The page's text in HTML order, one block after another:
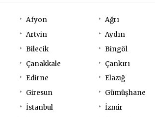
Afyon Ağrı
Artvin Aydın
Bilecik Bingöl
Çanakkale Çankırı
Edirne Elazığ
Giresun Gümüşhane
İstanbul İzmir